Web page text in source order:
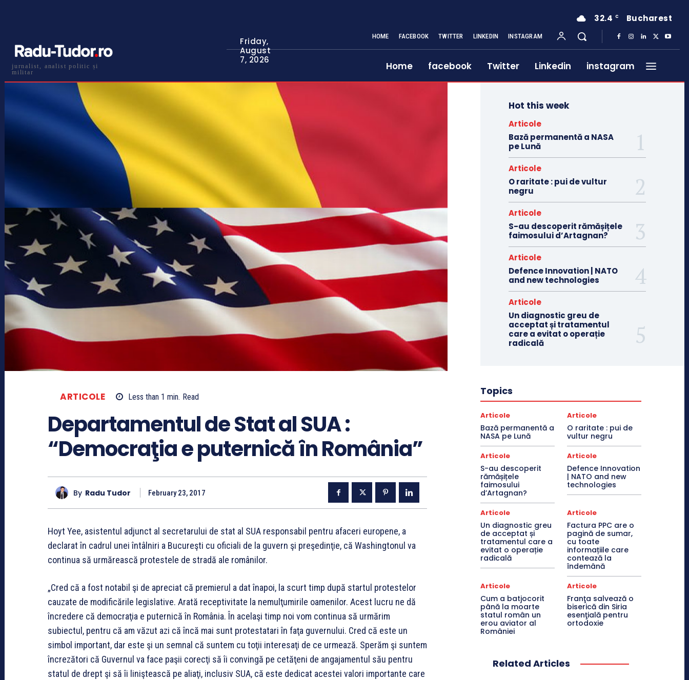
jurnalist, analist politic și
militar
Friday,
August
7, 2026
32.4 C Bucharest
HOME FACEBOOK TWITTER LINKEDIN INSTAGRAM
Home facebook Twitter Linkedin instagram
ARTICOLE Less than 1 min. Read
Departamentul de Stat al SUA :
“Democraţia e puternică în România”
By Radu Tudor February 23, 2017
Hoyt Yee, asistentul adjunct al secretarului de stat al SUA responsabil pentru afaceri europene, a
declarat în cadrul unei întâlniri a Bucureşti cu oficiali de la guvern şi preşedinţie, că Washingtonul va
continua să urmărească protestele de stradă ale românilor.
„Cred că a fost notabil şi de apreciat că premierul a dat înapoi, la scurt timp după startul protestelor
cauzate de modificările legislative. Arată receptivitate la nemulţumirile oamenilor. Acest lucru ne dă
încredere că democraţia e puternică în România. În acelaşi timp noi vom continua să urmărim
subiectul, pentru că am văzut azi că încă mai sunt protestatari în faţa guvernului. Cred că este un
simbol important, dar este şi un semnal că suntem cu toţii interesaţi de ce urmează. Sperăm şi suntem
încrezători că Guvernul va face paşii corecţi să îi convingă pe cetăţeni de angajamentul său pentru
statul de drept şi să îi liniştească pe aliaţi, inclusiv SUA, că este dedicat acestei valori importante care
Hot this week
Articole
Bază permanentă a NASA
pe Lună
Articole
O raritate : pui de vultur
negru
Articole
S-au descoperit rămășițele
faimosului d’Artagnan?
Articole
Defence Innovation | NATO
and new technologies
Articole
Un diagnostic greu de
acceptat și tratamentul
care a evitat o operație
radicală
Topics
Articole
Bază permanentă a
NASA pe Lună
Articole
O raritate : pui de
vultur negru
Articole
S-au descoperit
rămășițele
faimosului
d’Artagnan?
Articole
Defence Innovation
| NATO and new
technologies
Articole
Un diagnostic greu
de acceptat și
tratamentul care a
evitat o operație
radicală
Articole
Factura PPC are o
pagină de sumar,
cu toate
informațiile care
contează la
îndemână
Articole
Cum a batjocorit
până la moarte
statul român un
erou aviator al
României
Articole
Franţa salvează o
biserică din Siria
esenţială pentru
ortodoxie
Related Articles